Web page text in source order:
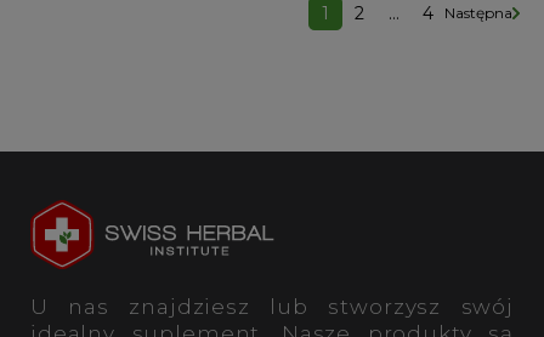
1 2 … 4 Następna
U nas znajdziesz lub stworzysz swój